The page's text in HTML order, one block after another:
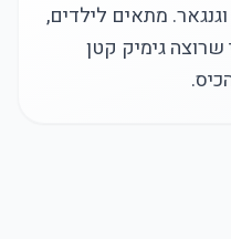
מתאים לילדים,
שרוצה גימיק קטן